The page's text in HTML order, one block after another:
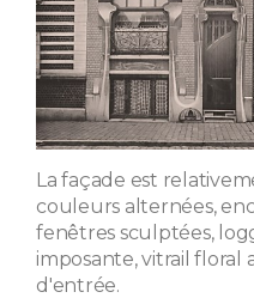
La façade est
couleurs alternées,
fenêtres sculptées,
imposante, vitrail floral
d'entrée.